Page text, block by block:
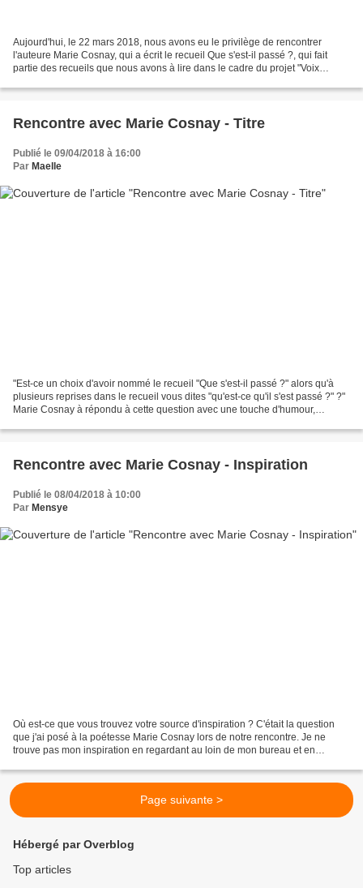
Aujourd'hui, le 22 mars 2018, nous avons eu le privilège de rencontrer
l'auteure Marie Cosnay, qui a écrit le recueil Que s'est-il passé ?, qui fait
partie des recueils que nous avons à lire dans le cadre du projet "Voix
Rencontre avec Marie Cosnay - Titre
Publié le 09/04/2018 à 16:00
Par Maelle
"Est-ce un choix d'avoir nommé le recueil "Que s'est-il passé ?" alors qu'à
plusieurs reprises dans le recueil vous dites "qu'est-ce qu'il s'est passé ?" ?"
Marie Cosnay à répondu à cette question avec une touche d'humour,
Rencontre avec Marie Cosnay - Inspiration
Publié le 08/04/2018 à 10:00
Par Mensye
Où est-ce que vous trouvez votre source d'inspiration ? C'était la question
que j'ai posé à la poétesse Marie Cosnay lors de notre rencontre. Je ne
trouve pas mon inspiration en regardant au loin de mon bureau et en
Page suivante >
Hébergé par Overblog
Top articles